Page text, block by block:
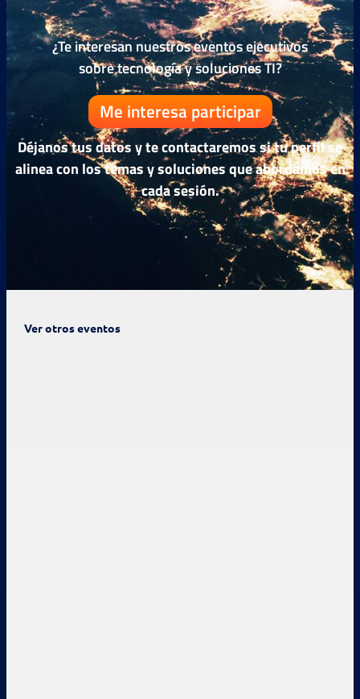
¿Te interesan nuestros eventos ejecutivos
sobre tecnología y soluciones TI?
Me interesa participar
Déjanos tus datos y te contactaremos si tu perfil se
alinea con los temas y soluciones que abordamos en
cada sesión.
Ver otros eventos